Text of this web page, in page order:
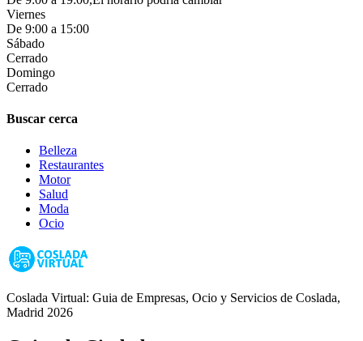
Viernes
De 9:00 a 15:00
Sábado
Cerrado
Domingo
Cerrado
Buscar cerca
Belleza
Restaurantes
Motor
Salud
Moda
Ocio
Coslada Virtual: Guia de Empresas, Ocio y Servicios de Coslada,
Madrid 2026